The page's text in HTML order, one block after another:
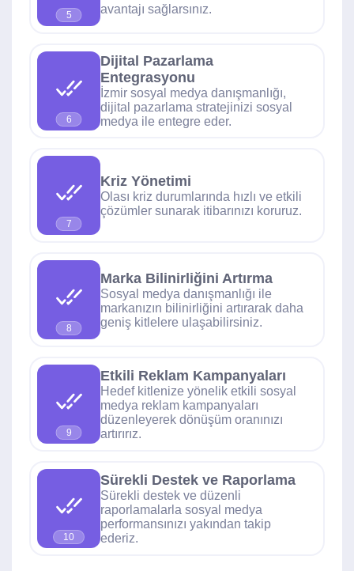
5
avantajı sağlarsınız.
6
Dijital Pazarlama
Entegrasyonu
İzmir sosyal medya danışmanlığı,
dijital pazarlama stratejinizi sosyal
medya ile entegre eder.
7
Kriz Yönetimi
Olası kriz durumlarında hızlı ve etkili
çözümler sunarak itibarınızı koruruz.
8
Marka Bilinirliğini Artırma
Sosyal medya danışmanlığı ile
markanızın bilinirliğini artırarak daha
geniş kitlelere ulaşabilirsiniz.
9
Etkili Reklam Kampanyaları
Hedef kitlenize yönelik etkili sosyal
medya reklam kampanyaları
düzenleyerek dönüşüm oranınızı
artırırız.
10
Sürekli Destek ve Raporlama
Sürekli destek ve düzenli
raporlamalarla sosyal medya
performansınızı yakından takip
ederiz.